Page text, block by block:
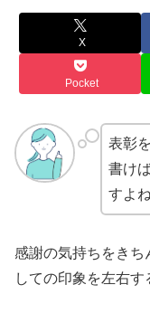
X
Pocket
表彰
書け
すよね
感謝の気持ちをきち
しての印象を左右す